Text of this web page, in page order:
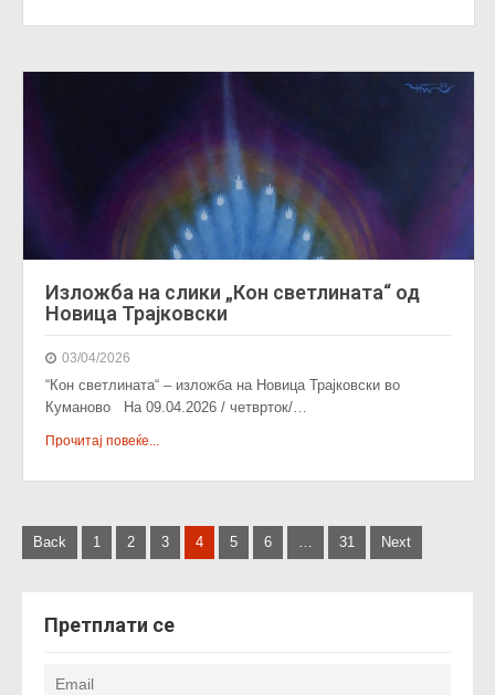
Изложба на слики „Кон светлината“ од
Новица Трајковски
03/04/2026
“Кон светлината“ – изложба на Новица Трајковски во
Куманово На 09.04.2026 / четврток/…
Прочитај повеќе...
P
Back 1 2 3 4 5 6 … 31 Next
Претплати се